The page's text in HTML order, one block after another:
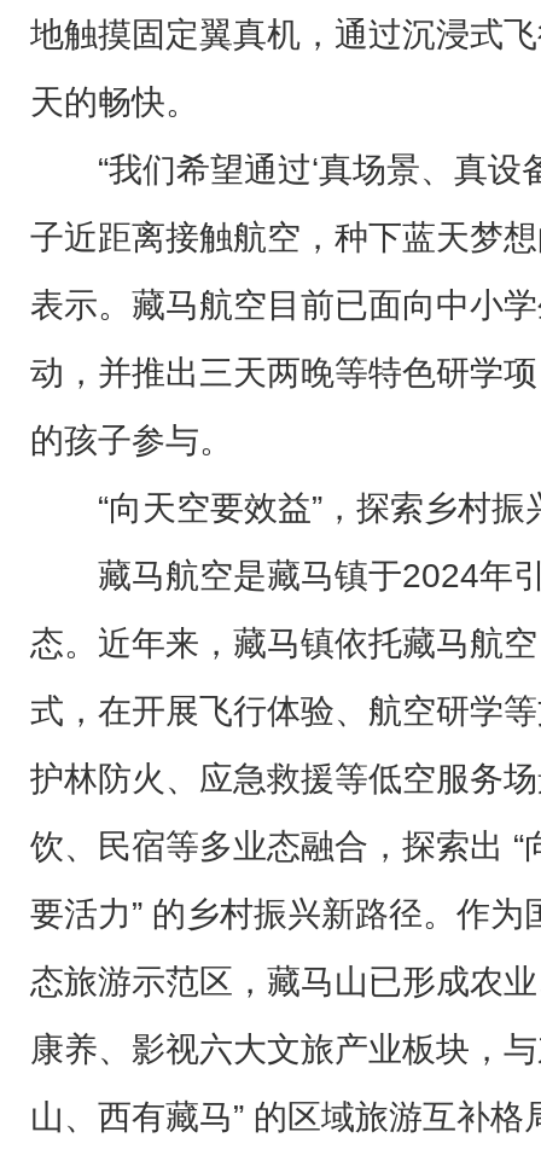
地触摸固定翼真机，通过沉浸式
天的畅快。
“我们希望通过‘真场景、真设
子近距离接触航空，种下蓝天梦
表示。藏马航空目前已面向中小
动，并推出三天两晚等特色研学
的孩子参与。
“向天空要效益”，探索乡村振
藏马航空是藏马镇于2024年
态。近年来，藏马镇依托藏马航
式，在开展飞行体验、航空研学
护林防火、应急救援等低空服务
饮、民宿等多业态融合，探索出
要活力” 的乡村振兴新路径。作
态旅游示范区，藏马山已形成农
康养、影视六大文旅产业板块，
山、西有藏马” 的区域旅游互补格